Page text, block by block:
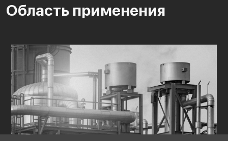
Область применения